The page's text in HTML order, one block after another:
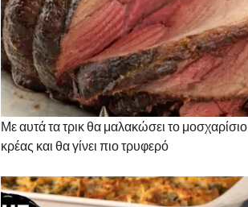
Με αυτά τα τρικ θα μαλακώσει το μοσχαρίσιο
κρέας και θα γίνει πιο τρυφερό